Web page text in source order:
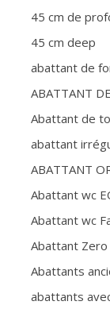
45 cm de
45 cm deep
abattant de
ABATTANT
Abattant de
abattant
ABATTANT
Abattant wc
Abattant wc
Abattant Zero
Abattants
abattants